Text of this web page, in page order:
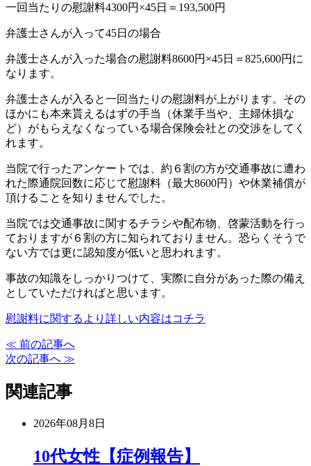
一回当たりの慰謝料4300円×45日＝193,500円
弁護士さんが入って45日の場合
弁護士さんが入った場合の慰謝料8600円×45日＝825,600円に
なります。
弁護士さんが入ると一回当たりの慰謝料が上がります。その
ほかにも本来貰えるはずの手当（休業手当や、主婦休損な
ど）がもらえなくなっている場合保険会社との交渉をしてく
れます。
当院で行ったアンケートでは、約６割の方が交通事故に遭わ
れた際通院回数に応じて慰謝料（最大8600円）や休業補償が
頂けることを知りませんでした。
当院では交通事故に関するチラシや配布物、啓蒙活動を行っ
ておりますが６割の方に知られておりません。恐らくそうで
ない方では更に認知度が低いと思われます。
事故の知識をしっかりつけて、実際に自分があった際の備え
としていただければと思います。
慰謝料に関するより詳しい内容はコチラ
≪ 前の記事へ
次の記事へ ≫
関連記事
2026年08月8日
10代女性【症例報告】